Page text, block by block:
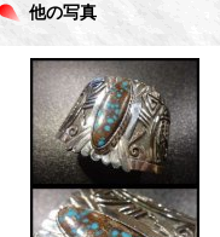
他の写真